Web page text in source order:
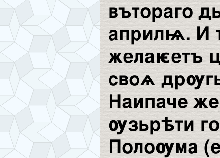
вътораго
априлѩ. И
желаѥетъ
своѧ
Наипаче
ѹзьрѣти
Полоѹма